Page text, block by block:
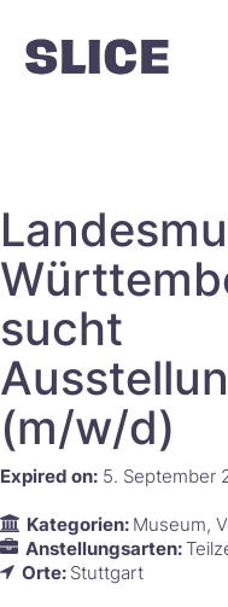
sucht
(m/w/d)
Expired on: 5. September
Kategorien: Museum
Anstellungsarten:
Orte: Stuttgart